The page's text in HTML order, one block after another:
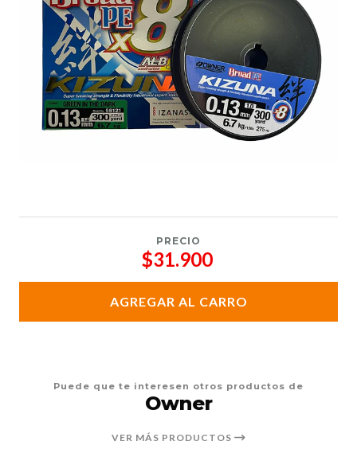
PRECIO
$31.900
AGREGAR AL CARRO
Puede que te interesen otros productos de
Owner
VER MÁS PRODUCTOS